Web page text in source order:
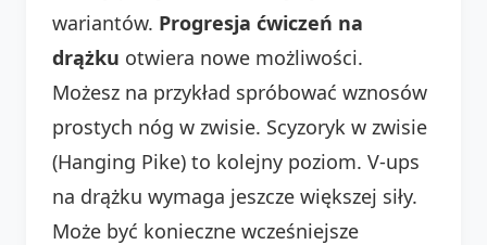
wariantów. Progresja ćwiczeń na
drążku otwiera nowe możliwości.
Możesz na przykład spróbować wznosów
prostych nóg w zwisie. Scyzoryk w zwisie
(Hanging Pike) to kolejny poziom. V-ups
na drążku wymaga jeszcze większej siły.
Może być konieczne wcześniejsze